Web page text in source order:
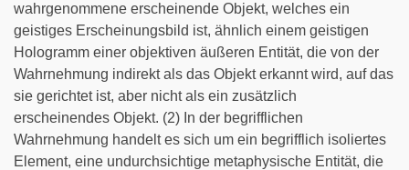
wahrgenommene erscheinende Objekt, welches ein
geistiges Erscheinungsbild ist, ähnlich einem geistigen
Hologramm einer objektiven äußeren Entität, die von der
Wahrnehmung indirekt als das Objekt erkannt wird, auf das
sie gerichtet ist, aber nicht als ein zusätzlich
erscheinendes Objekt. (2) In der begrifflichen
Wahrnehmung handelt es sich um ein begrifflich isoliertes
Element, eine undurchsichtige metaphysische Entität, die